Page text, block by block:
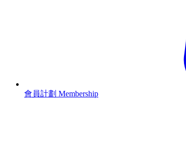
會員計劃 Membership